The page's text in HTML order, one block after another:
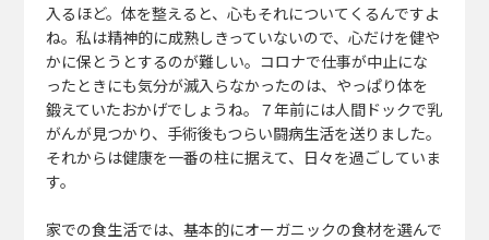
入るほど。体を整えると、心もそれについてくるんですよ
ね。私は精神的に成熟しきっていないので、心だけを健や
かに保とうとするのが難しい。コロナで仕事が中止にな
ったときにも気分が滅入らなかったのは、やっぱり体を
鍛えていたおかげでしょうね。７年前には人間ドックで乳
がんが見つかり、手術後もつらい闘病生活を送りました。
それからは健康を一番の柱に据えて、日々を過ごしていま
す。
家での食生活では、基本的にオーガニックの食材を選んで